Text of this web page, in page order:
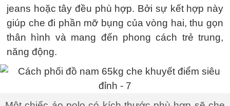
jeans hoặc tây đều phù hợp. Bởi sự kết hợp này
giúp che đi phần mỡ bụng của vòng hai, thu gọn
thân hình và mang đến phong cách trẻ trung,
năng động.